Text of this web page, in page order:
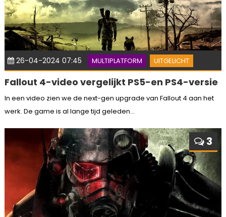
26-04-2024 07:45 MULTIPLATFORM UITGELICHT
Fallout 4-video vergelijkt PS5-en PS4-versie
In een video zien we de next-gen upgrade van Fallout 4 aan het
werk. De game is al lange tijd geleden...
3